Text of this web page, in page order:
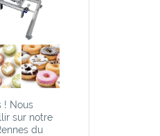
! Nous
sur notre
du